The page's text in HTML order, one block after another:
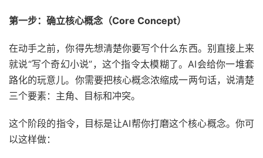
第一步：确立核心概念（Core Concept）
在动手之前，你得先想清楚你要写个什么东西。别直接上来
就说“写个奇幻小说”，这个指令太模糊了。AI会给你一堆套
路化的玩意儿。你需要把核心概念浓缩成一两句话，说清楚
三个要素：主角、目标和冲突。
这个阶段的指令，目标是让AI帮你打磨这个核心概念。你可
以这样做：